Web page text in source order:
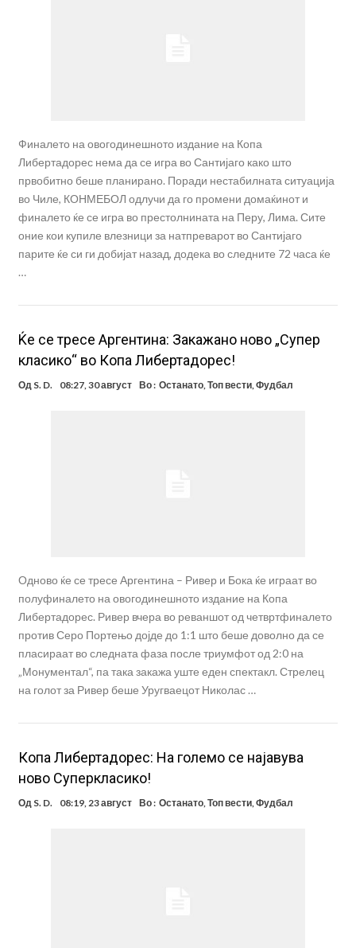
Финалето на овогодинешното издание на Копа
Либертадорес нема да се игра во Сантијаго како што
првобитно беше планирано. Поради нестабилната ситуација
во Чиле, КОНМЕБОЛ одлучи да го промени домаќинот и
финалето ќе се игра во престолнината на Перу, Лима. Сите
оние кои купиле влезници за натпреварот во Сантијаго
парите ќе си ги добијат назад, додека во следните 72 часа ќе
…
Ќе се тресе Аргентина: Закажано ново „Супер
класико“ во Копа Либертадорес!
Од S. D. 08:27, 30 август Во : Останато,Топ вести,Фудбал
Одново ќе се тресе Аргентина – Ривер и Бока ќе играат во
полуфиналето на овогодинешното издание на Копа
Либертадорес. Ривер вчера во реваншот од четвртфиналето
против Серо Портењо дојде до 1:1 што беше доволно да се
пласираат во следната фаза после триумфот од 2:0 на
„Монументал“, па така закажа уште еден спектакл. Стрелец
на голот за Ривер беше Уругваецот Николас …
Копа Либертадорес: На големо се најавува
ново Суперкласико!
Од S. D. 08:19, 23 август Во : Останато, Топ вести, Фудбал